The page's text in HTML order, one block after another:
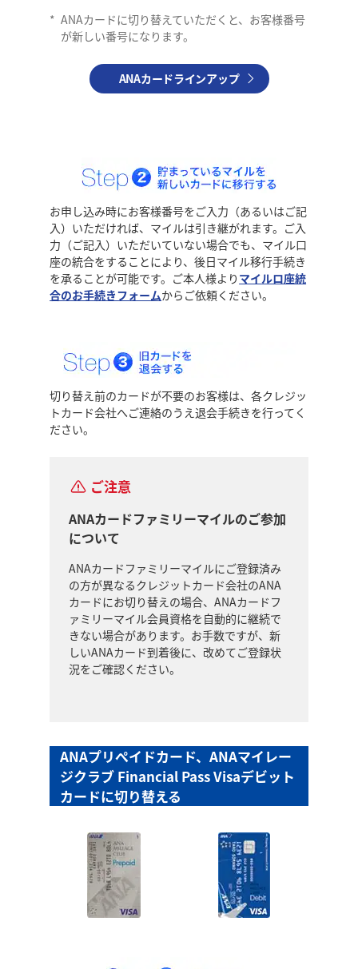
* ANAカードに切り替えていただくと、お客様番号
が新しい番号になります。
ANAカードラインアップ
お申し込み時にお客様番号をご入力（あるいはご記
入）いただければ、マイルは引き継がれます。ご入
力（ご記入）いただいていない場合でも、マイル口
座の統合をすることにより、後日マイル移行手続き
を承ることが可能です。ご本人様より マイルロ座統
合のお手続きフォームからご依頼ください。
切り替え前のカードが不要のお客様は、各クレジッ
トカード会社へご連絡のうえ退会手続きを行ってく
ださい。
ご注意
ANAカードファミリーマイルのご参加
について
ANAカードファミリーマイルにご登録済み
の方が異なるクレジットカード会社のANA
カードにお切り替えの場合、ANAカードフ
ァミリーマイル会員資格を自動的に継続で
きない場合があります。お手数ですが、新
しいANAカード到着後に、改めてご登録状
況をご確認ください。
ANAプリぺイドカード、ANAマイレー
ジクラブ Financial Pass Visaデビット
カードに切り替える